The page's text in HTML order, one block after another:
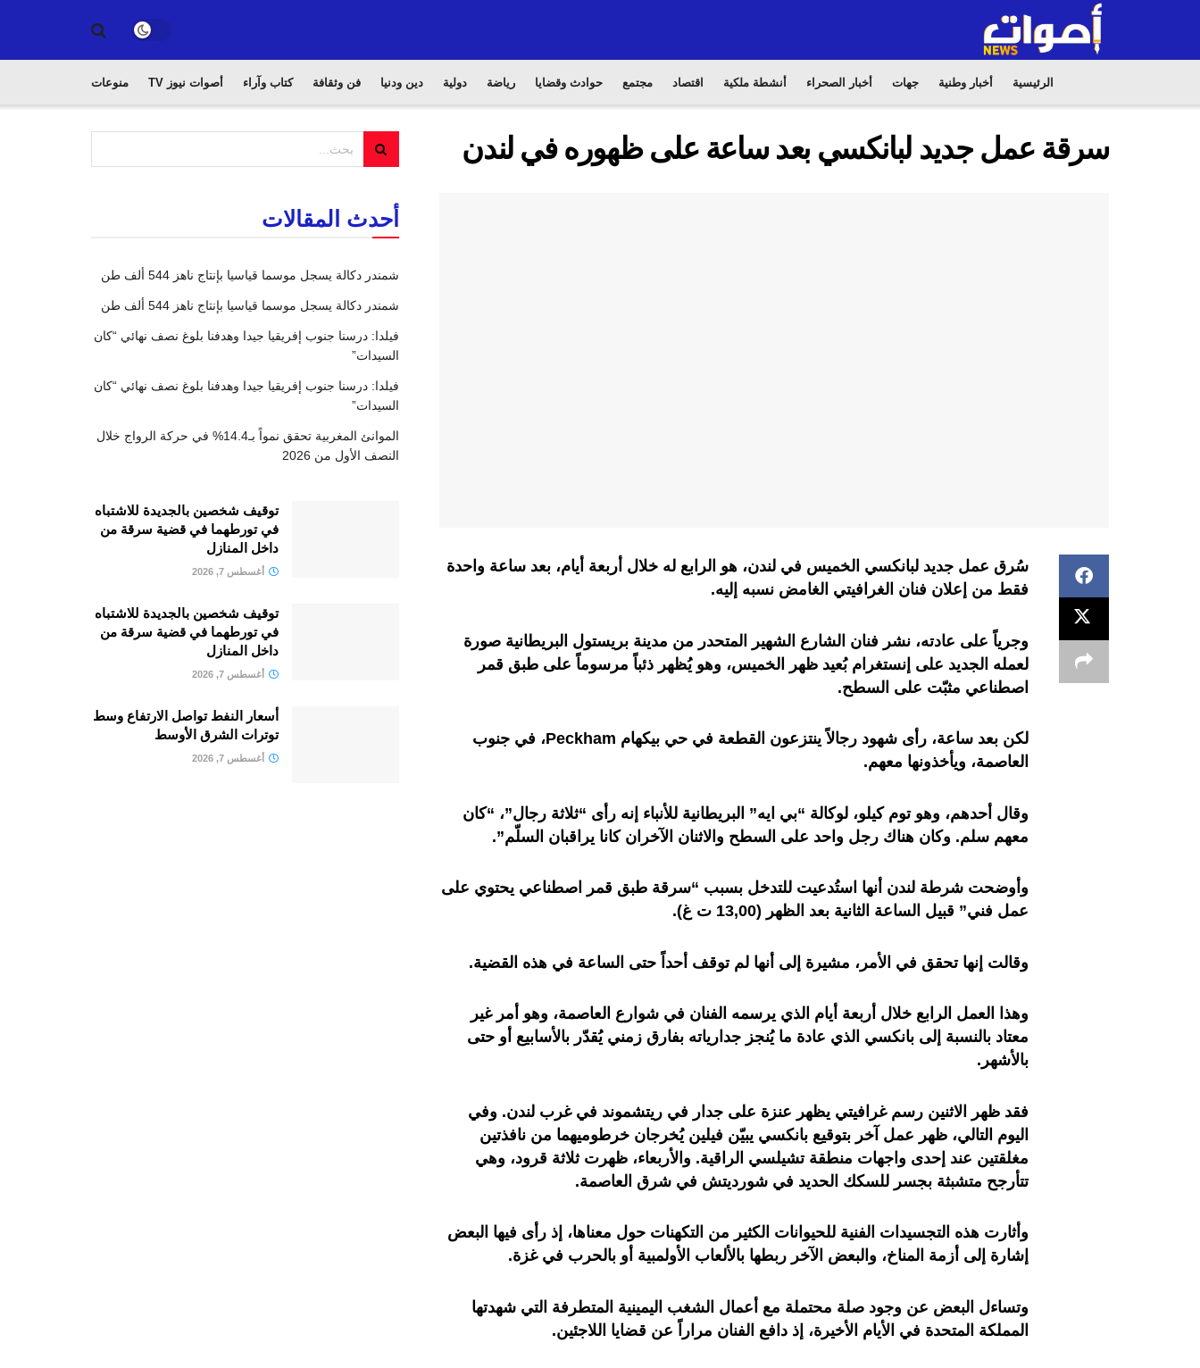
الرئيسية أخبار وطنية جهات أخبار الصحراء أنشطة ملكية اقتصاد مجتمع حوادث وقضايا رياضة دولية دين ودنيا فن وثقافة كتاب وآراء أصوات نيوز TV منوعات
سرقة عمل جديد لبانكسي بعد ساعة على ظهوره في لندن
سُرق عمل جديد لبانكسي الخميس في لندن، هو الرابع له خلال أربعة أيام، بعد ساعة واحدة
فقط من إعلان فنان الغرافيتي الغامض نسبه إليه.
وجرياً على عادته، نشر فنان الشارع الشهير المتحدر من مدينة بريستول البريطانية صورة
لعمله الجديد على إنستغرام بُعيد ظهر الخميس، وهو يُظهر ذئباً مرسوماً على طبق قمر
اصطناعي مثبّت على السطح.
لكن بعد ساعة، رأى شهود رجالاً ينتزعون القطعة في حي بيكهام Peckham، في جنوب
العاصمة، ويأخذونها معهم.
وقال أحدهم، وهو توم كيلو، لوكالة “بي ايه” البريطانية للأنباء إنه رأى “ثلاثة رجال”، “كان
معهم سلم. وكان هناك رجل واحد على السطح والاثنان الآخران كانا يراقبان السلّم”.
وأوضحت شرطة لندن أنها استُدعيت للتدخل بسبب “سرقة طبق قمر اصطناعي يحتوي على
عمل فني” قبيل الساعة الثانية بعد الظهر (13,00 ت غ).
وقالت إنها تحقق في الأمر، مشيرة إلى أنها لم توقف أحداً حتى الساعة في هذه القضية.
وهذا العمل الرابع خلال أربعة أيام الذي يرسمه الفنان في شوارع العاصمة، وهو أمر غير
معتاد بالنسبة إلى بانكسي الذي عادة ما يُنجز جدارياته بفارق زمني يُقدّر بالأسابيع أو حتى
بالأشهر.
فقد ظهر الاثنين رسم غرافيتي يظهر عنزة على جدار في ريتشموند في غرب لندن. وفي
اليوم التالي، ظهر عمل آخر بتوقيع بانكسي يبيّن فيلين يُخرجان خرطوميهما من نافذتين
مغلقتين عند إحدى واجهات منطقة تشيلسي الراقية. والأربعاء، ظهرت ثلاثة قرود، وهي
تتأرجح متشبثة بجسر للسكك الحديد في شورديتش في شرق العاصمة.
وأثارت هذه التجسيدات الفنية للحيوانات الكثير من التكهنات حول معناها، إذ رأى فيها البعض
إشارة إلى أزمة المناخ، والبعض الآخر ربطها بالألعاب الأولمبية أو بالحرب في غزة.
وتساءل البعض عن وجود صلة محتملة مع أعمال الشغب اليمينية المتطرفة التي شهدتها
المملكة المتحدة في الأيام الأخيرة، إذ دافع الفنان مراراً عن قضايا اللاجئين.
أحدث المقالات
شمندر دكالة يسجل موسما قياسيا بإنتاج ناهز 544 ألف طن
شمندر دكالة يسجل موسما قياسيا بإنتاج ناهز 544 ألف طن
فيلدا: درسنا جنوب إفريقيا جيدا وهدفنا بلوغ نصف نهائي “كان
السيدات”
فيلدا: درسنا جنوب إفريقيا جيدا وهدفنا بلوغ نصف نهائي “كان
السيدات”
الموانئ المغربية تحقق نمواً بـ14.4% في حركة الرواج خلال
النصف الأول من 2026
توقيف شخصين بالجديدة للاشتباه
في تورطهما في قضية سرقة من
داخل المنازل
أغسطس 7, 2026
توقيف شخصين بالجديدة للاشتباه
في تورطهما في قضية سرقة من
داخل المنازل
أغسطس 7, 2026
أسعار النفط تواصل الارتفاع وسط
توترات الشرق الأوسط
أغسطس 7, 2026